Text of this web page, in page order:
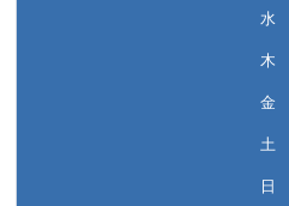
水
木
金
土
日